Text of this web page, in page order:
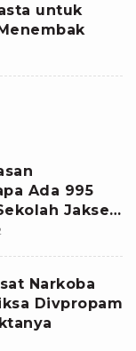
untuk
Ada 995
Jaksel
Narkoba
Divpropam